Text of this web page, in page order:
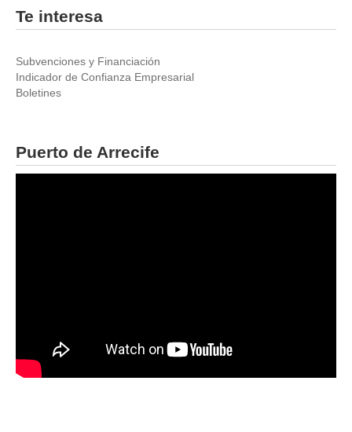
Te interesa
Subvenciones y Financiación
Indicador de Confianza Empresarial
Boletines
Puerto de Arrecife